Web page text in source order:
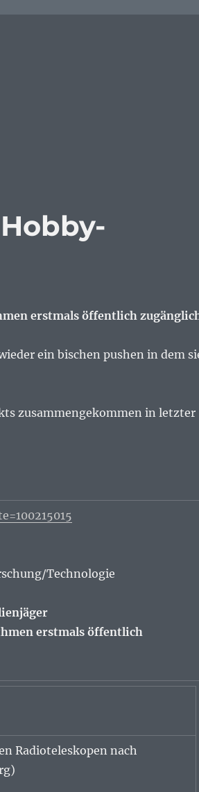
erstmals öffentlich
ein bischen pushen in dem
zusammengekommen in letzter
Technologie
erstmals öffentlich
Radioteleskopen nach